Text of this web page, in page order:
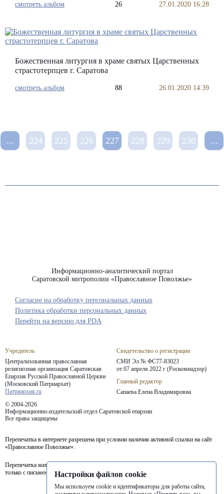
смотреть альбом 26 27.01.2020 16:28
Божественная литургия в храме святых Царственных
страстотерпцев г. Саратова
смотреть альбом 88 26.01.2020 14:39
... 224 225 226 227 228 229 230 ...
Информационно-аналитический портал
Саратовской митрополии «Православное Поволжье»
Учредитель
Централизованная православная
религиозная организация Саратовская
Епархия Русской Православной Церкви
(Московский Патриархат)
Патриархия.ru
Свидетельство о регистрации
СМИ Эл № ФС77-83023
от 07 апреля 2022 г (Роскомнадзор)
Главный редактор
Сапаева Елена Владимировна
© 2004-2026
Информационно-издательский отдел Саратовской епархии
Все права защищены
Согласие на обработку персональных данных
Политика обработки персональных данных
Перепечатка в интернете разрешена при условии наличия активной ссылки на сайт
«Православное Поволжье».
Перепечатка материалов портала в печатных изданиях (книгах, прессе) возможна
только с письменного разрешения редакции.
Перейти на версию для PDA
Настройки файлов cookie
Мы используем cookie и идентификаторы для работы сайта,